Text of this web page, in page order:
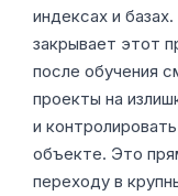
индексах и
закрывает этот
после обучения
проекты на
и
объекте. Это
переходу в